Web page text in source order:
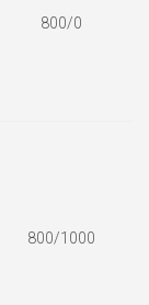
800/0
800/1000